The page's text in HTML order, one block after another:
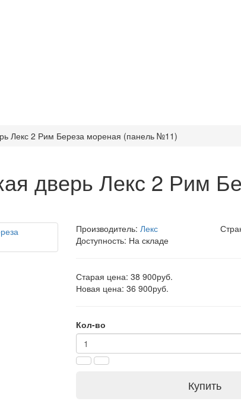
Лекс 2 Рим Береза мореная (панель №11)
дверь Лекс 2 Рим
Производитель: Лекс
Доступность: На складе
Старая цена: 38 900руб.
Новая цена: 36 900руб.
Кол-во
Купить